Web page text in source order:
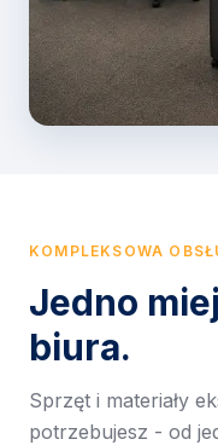
KOMPLEKSOWA
Jedno
biura.
Sprzęt i materiały
potrzebujesz - od